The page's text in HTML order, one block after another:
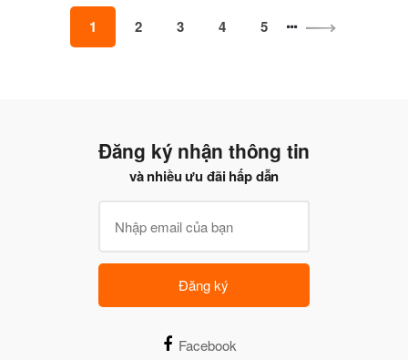
1 2 3 4 5
Đăng ký nhận thông tin
và nhiều ưu đãi hấp dẫn
Đăng ký
Facebook